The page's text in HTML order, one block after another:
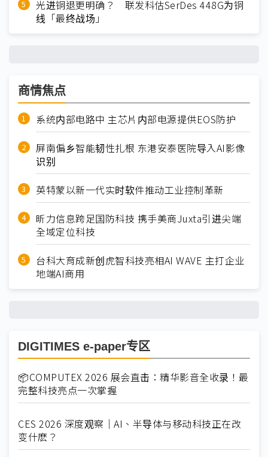
光进铜退更明确？ 联发科估SerDes 448G为铜
线「最终战场」
商情焦点
系统内部电路中 主芯片内部电源提供EOS防护
屏南偏乡智能韧性扎根 东港安泰医院导入AI影像
识别
英特蒙以新一代实时软件推动工业控制革新
昕力信息跨足国防科技 携手美商Juxta引进尖端
全域定位科技
台科大育成新创虎智科技亮相AI WAVE 主打企业
地端AI商用
DIGITIMES e-paper专区
📦COMPUTEX 2026 展会直击：精华影音全收录！最
完整科技亮点一次掌握
CES 2026 深度观察｜AI、半导体与移动科技正在改
变什麽？